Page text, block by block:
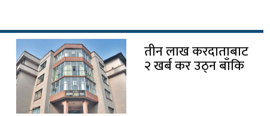
तीन लाख करदाताबाट
२ खर्ब कर उठ्न बाँकि